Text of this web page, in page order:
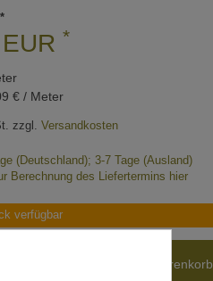
*
€ / Meter
zzgl. Versandkosten
(Deutschland); 3-7 Tage (Ausland)
Berechnung des Liefertermins hier
verfügbar
In den Warenkorb